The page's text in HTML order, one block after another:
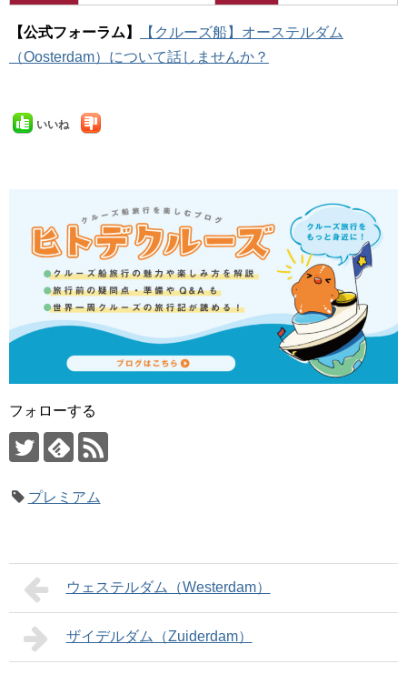
【公式フォーラム】
【クルーズ船】オーステルダム
（Oosterdam）について話しませんか？
いいね
フォローする
プレミアム
ウェステルダム（Westerdam）
ザイデルダム（Zuiderdam）